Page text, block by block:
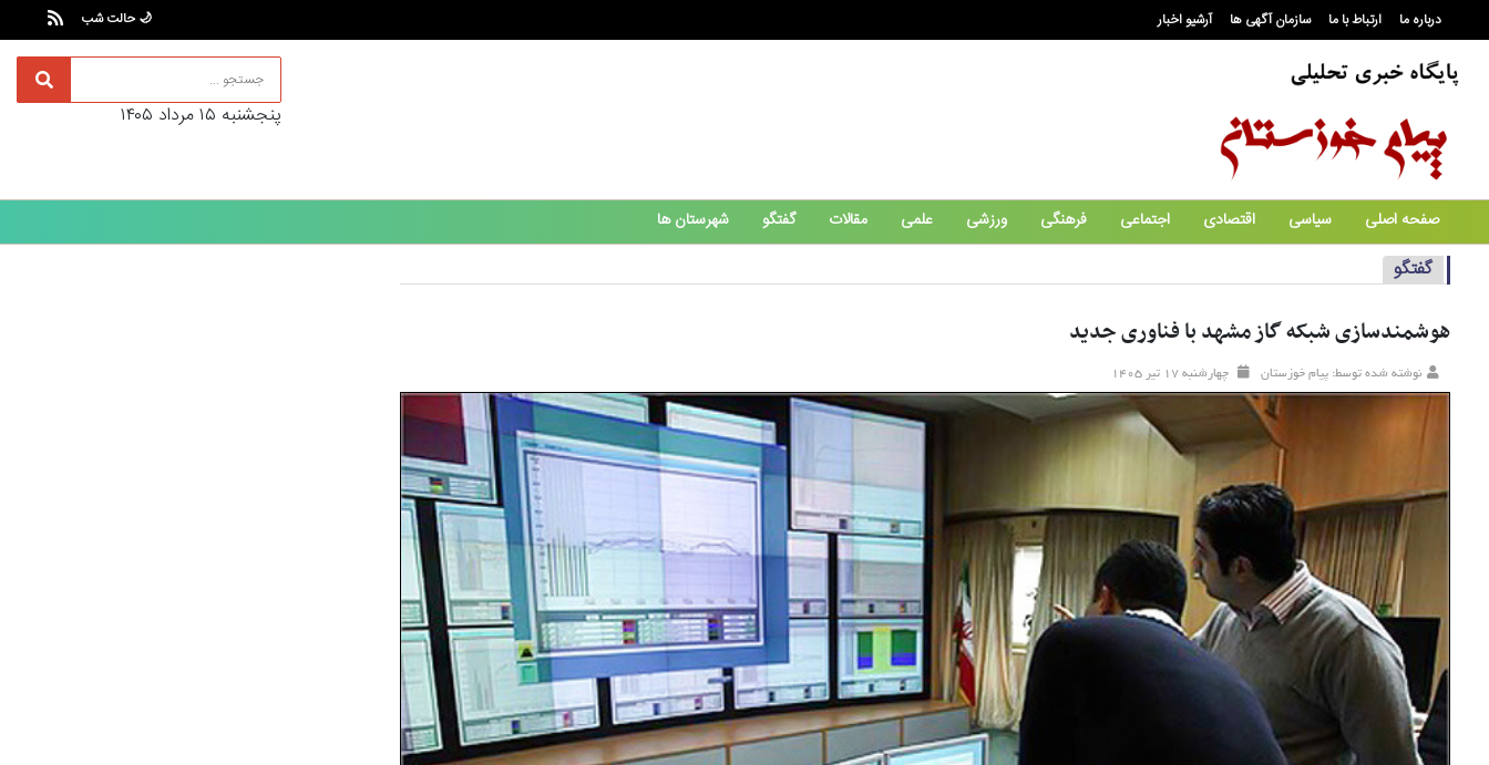
درباره ما ارتباط با ما سازمان آگهی ها آرشیو اخبار 🌙 حالت شب
پنجشنبه ۱۵ مرداد ۱۴۰۵
صفحه اصلی سیاسی اقتصادی اجتماعی فرهنگی ورزشی علمی مقالات گفتگو شهرستان ها
گفتگو
هوشمندسازی شبکه گاز مشهد با فناوری جدید
نوشته شده توسط: پیام خوزستان چهارشنبه ۱۷ تير ۱۴۰۵